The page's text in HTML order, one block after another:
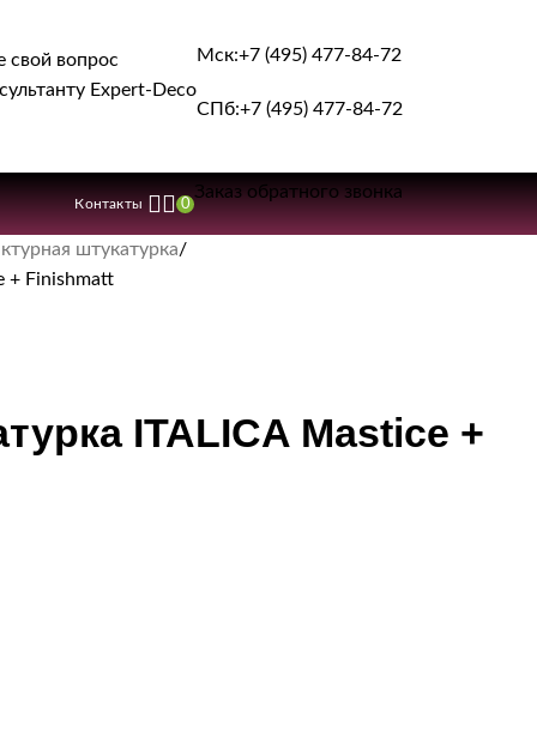
свой вопрос
Expert-Deco
Мск:+7 (495) 477-84-72
СПб:+7 (495) 477-84-72
Контакты 0
Заказ обратного звонка
штукатурка
+ Finishmatt
ITALICA Mastice +